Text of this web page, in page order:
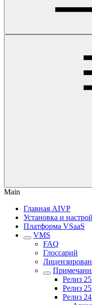
Main
Главная AIVP
Установка и
Платформа VSaaS
VMS
FAQ
Глоссарий
Релиз
Релиз
Рeлиз